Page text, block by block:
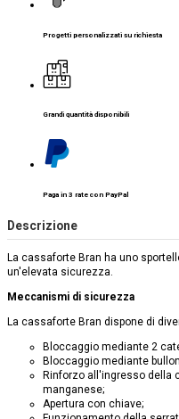
Progetti personalizzati su richiesta
Grandi quantità disponibili
Paga in 3 rate con PayPal
Descrizione
La cassaforte Bran ha uno
un'elevata sicurezza.
Meccanismi di sicurezza
La cassaforte Bran dispone di
Bloccaggio mediante 2
Bloccaggio mediante
Rinforzo all'ingresso della
manganese;
Apertura con chiave;